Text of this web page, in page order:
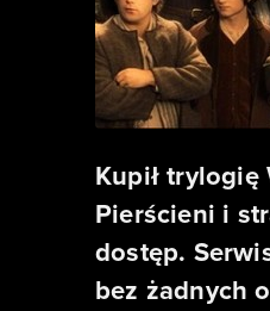
Kupił trylogię
Pierścieni i
dostęp.
bez żadnych